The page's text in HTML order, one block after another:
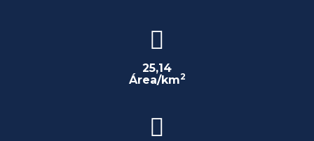
25,14
Área/km2